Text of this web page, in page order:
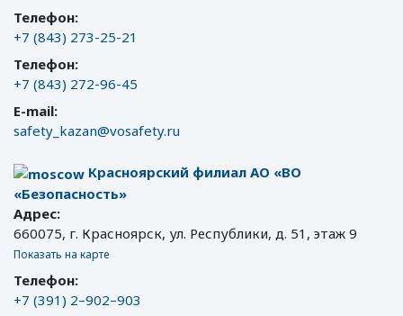
Телефон:
+7 (843) 273-25-21
Телефон:
+7 (843) 272-96-45
E-mail:
safety_kazan@vosafety.ru
Красноярский филиал АО «ВО
«Безопасность»
Адрес:
660075, г. Красноярск, ул. Республики, д. 51, этаж 9
Показать на карте
Телефон:
+7 (391) 2–902–903